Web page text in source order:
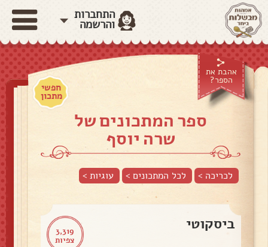
התחברות
והרשמה
אהבת את
הספר?
חפשי
מתכון
ספר המתכונים של
שרה יוסף
לכריכה > לכל המתכונים > עוגיות>
3,319
צפיות
ביסקוטי